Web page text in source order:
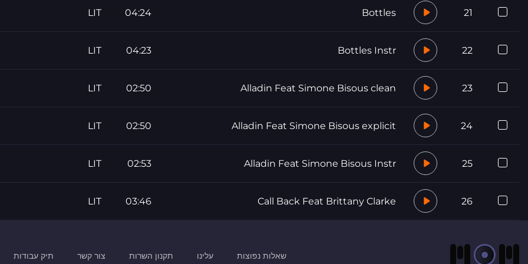
21
Bottles
04:24
LIT
22
Bottles Instr
04:23
LIT
23
Alladin Feat Simone Bisous clean
02:50
LIT
24
Alladin Feat Simone Bisous explicit
02:50
LIT
25
Alladin Feat Simone Bisous Instr
02:53
LIT
26
Call Back Feat Brittany Clarke
03:46
LIT
שאלות נפוצות עלינו תקנון השרות צור קשר תיק עבודות